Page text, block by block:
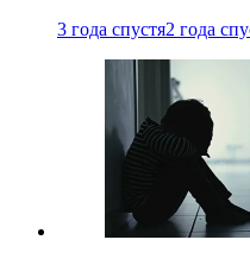
3 года спустя2 года